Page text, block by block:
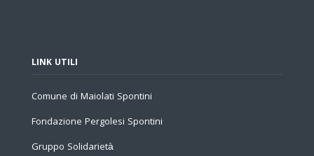
LINK UTILI
Comune di Maiolati Spontini
Fondazione Pergolesi Spontini
Gruppo Solidarietà